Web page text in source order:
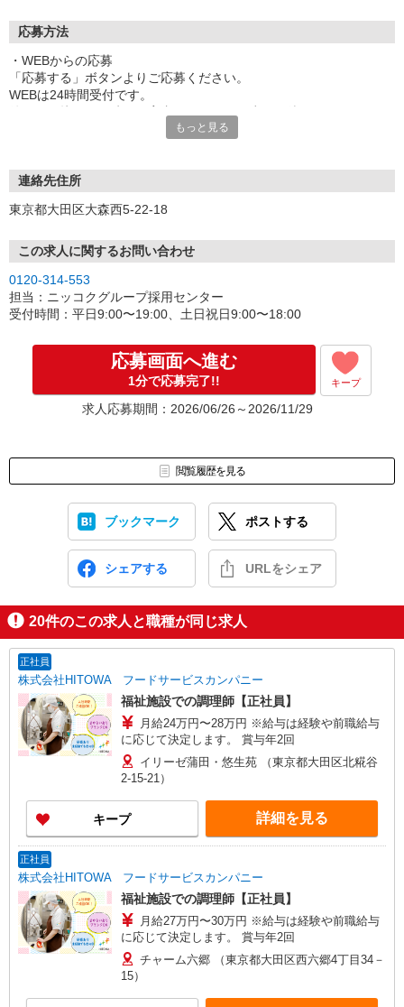
応募方法
・WEBからの応募
「応募する」ボタンよりご応募ください。
WEBは24時間受付です。
います。
面接の日時や場所を電話やメールでご案内します。
・選考について
人柄重視の採用です。
仕事内容のご質問や勤務のご要望など気軽に相談ください。
面接は申込み順で行います。採用人数に達成した時点で面接を締め
切る事がありますので、ご興味のある方はお早めにエントリーお願
面接時には履歴書（写真貼付）持参ください。
＊面接するか悩んでいる方もお気軽にご連絡ください！
もっと見る
連絡先住所
東京都大田区大森西5-22-18
この求人に関するお問い合わせ
0120-314-553
担当：ニッコクグループ採用センター
受付時間：平日9:00〜19:00、土日祝日9:00〜18:00
応募画面へ進む
1分で応募完了!! キープ
求人応募期間：2026/06/26～2026/11/29
閲覧履歴を見る
ブックマーク ポストする
シェアする URLをシェア
20件のこの求人と職種が同じ求人
正社員
株式会社HITOWA フードサービスカンパニー
福祉施設での調理師【正社員】
月給24万円〜28万円 ※給与は経験や前職給与
に応じて決定します。 賞与年2回
イリーゼ蒲田・悠生苑 （東京都大田区北糀谷
2-15-21）
キープ 詳細を見る
正社員
株式会社HITOWA フードサービスカンパニー
福祉施設での調理師【正社員】
月給27万円〜30万円 ※給与は経験や前職給与
に応じて決定します。 賞与年2回
チャーム六郷 （東京都大田区西六郷4丁目34－
15）